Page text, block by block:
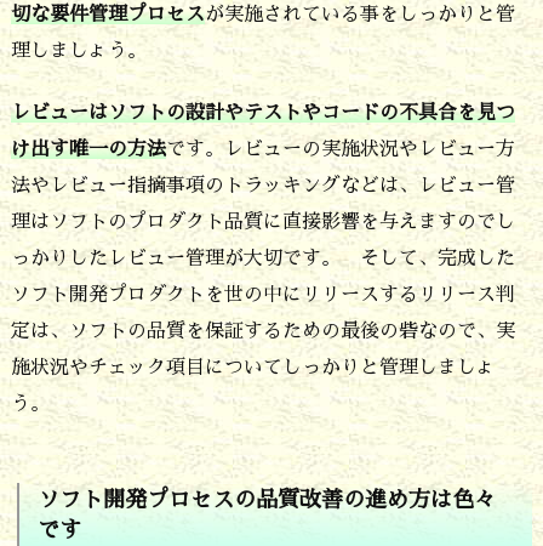
切な要件管理プロセスが実施されている事をしっかりと管
理しましょう。
レビューはソフトの設計やテストやコードの不具合を見つ
け出す唯一の方法です。レビューの実施状況やレビュー方
法やレビュー指摘事項のトラッキングなどは、レビュー管
理はソフトのプロダクト品質に直接影響を与えますのでし
っかりしたレビュー管理が大切です。 そして、完成した
ソフト開発プロダクトを世の中にリリースするリリース判
定は、ソフトの品質を保証するための最後の砦なので、実
施状況やチェック項目についてしっかりと管理しましょ
う。
ソフト開発プロセスの品質改善の進め方は色々
です